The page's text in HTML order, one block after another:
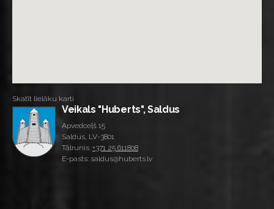
Skatīt lielāku karti
Veikals "Huberts", Saldus
Apvedceļš 15
Saldus, LV-3801
Tālrunis: +371 25 611808
E-pasts: saldus@huberts.lv